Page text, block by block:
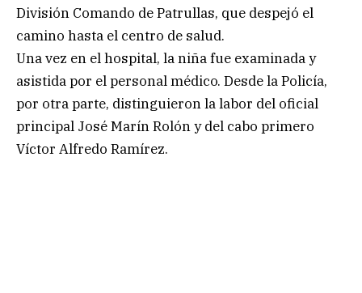
División Comando de Patrullas, que despejó el
camino hasta el centro de salud.
Una vez en el hospital, la niña fue examinada y
asistida por el personal médico. Desde la Policía,
por otra parte, distinguieron la labor del oficial
principal José Marín Rolón y del cabo primero
Víctor Alfredo Ramírez.